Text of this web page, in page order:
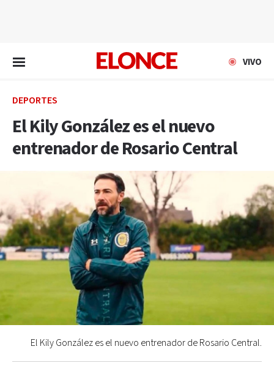
VIVO
DEPORTES
El Kily González es el nuevo
entrenador de Rosario Central
El Kily González es el nuevo entrenador de Rosario Central.